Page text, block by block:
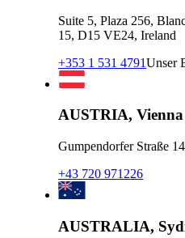
Suite 5, Plaza 256,
15, D15 VE24, Ireland
+353 1 531 4791Unser
AUSTRIA, Vienna
Gumpendorfer Straße
+43 720 971226
AUSTRALIA,